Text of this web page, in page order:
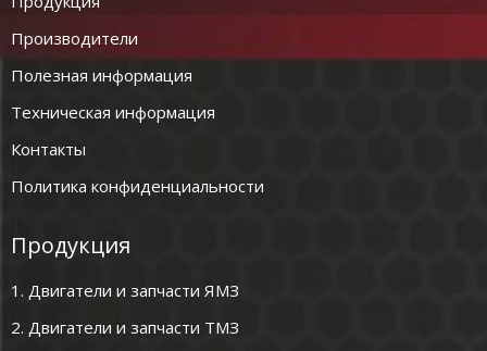
Производители
Полезная информация
Техническая информация
Контакты
Политика конфиденциальности
Продукция
1. Двигатели и запчасти ЯМЗ
2. Двигатели и запчасти ТМЗ